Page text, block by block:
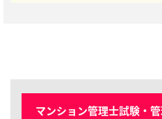
マンション管理士試験・